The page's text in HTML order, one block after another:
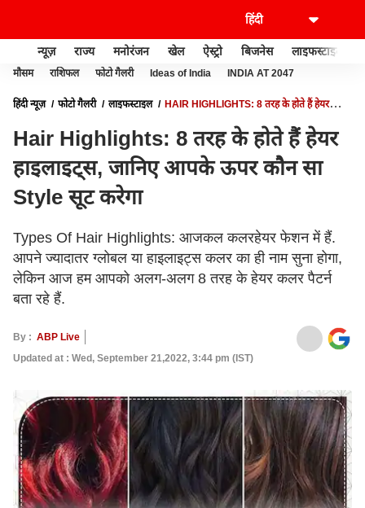
न्यूज़ राज्य मनोरंजन खेल ऐस्ट्रो बिजनेस लाइफस्टाइल
मौसम राशिफल फोटो गैलरी Ideas of India INDIA AT 2047
हिंदी न्यूज़ फोटो गैलरी लाइफस्टाइल
HAIR HIGHLIGHTS: 8 तरह के होते हैं हेयर
Hair Highlights: 8 तरह के होते हैं हेयर
हाइलाइट्स, जानिए आपके ऊपर कौन सा
Style सूट करेगा
Types Of Hair Highlights: आजकल कलरहेयर फेशन में हैं.
आपने ज्यादातर ग्लोबल या हाइलाइट्स कलर का ही नाम सुना होगा,
लेकिन आज हम आपको अलग-अलग 8 तरह के हेयर कलर पैटर्न
बता रहे हैं.
By : ABP Live
Updated at : Wed, September 21,2022, 3:44 pm (IST)